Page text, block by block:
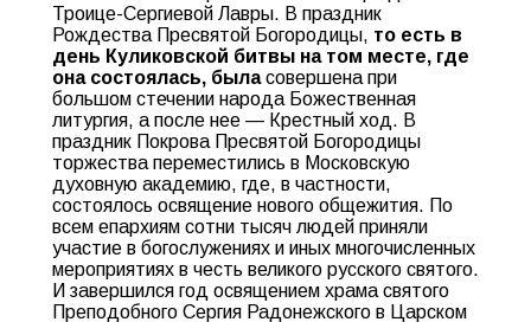
Троице-Сергиевой Лавры. В праздник
Рождества Пресвятой Богородицы, то есть в
день Куликовской битвы на том месте, где
она состоялась, быласовершена при
большом стечении народа Божественная
литургия, а после нее — Крестный ход. В
праздник Покрова Пресвятой Богородицы
торжества переместились в Московскую
духовную академию, где, в частности,
состоялось освящение нового общежития. По
всем епархиям сотни тысяч людей приняли
участие в богослужениях и иных многочисленных
мероприятиях в честь великого русского святого.
И завершился год освящением храма святого
Преподобного Сергия Радонежского в Царском